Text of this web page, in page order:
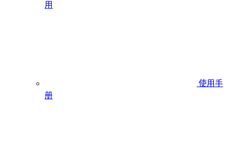
用
使用手
册